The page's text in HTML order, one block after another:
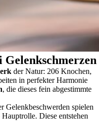
der Natur: 206 Knochen,
in perfekter Harmonie
, die dieses fein abgestimmte
Gelenkbeschwerden spielen
Hauptrolle. Diese entstehen